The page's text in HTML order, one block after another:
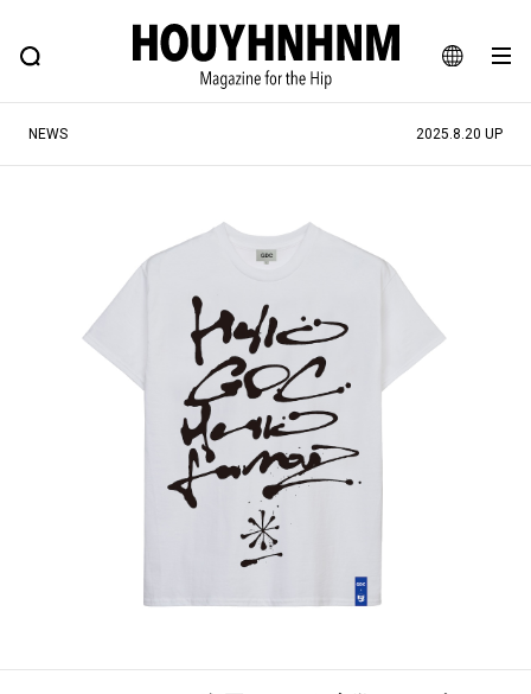
JA
EN
FEATURE BLOG SNAP
ヒップなファッション、カルチャー、ライフスタイルWEBマガジン
#SHOPPING ADDICT #憧れの逸品
#ESSENTIAL DESIGNS #古着サミット
#NEW VINTAGE #マイナーグッド図鑑
#路地裏てぃーん。 #MONTHLY JOURNAL
#GH 銘品の所以 #フイナムのYouTube
#FOCUS IT #AH.H
#FASHION #MUSIC
#SNEAKER
#HANDSOME HANDBOOK
NEWS 2025.8.20 UP